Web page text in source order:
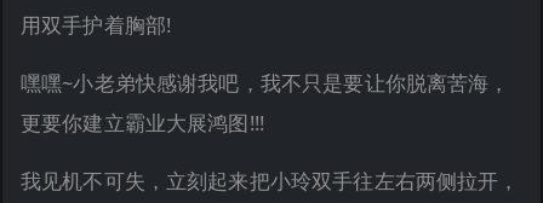
用双手护着胸部!
嘿嘿~小老弟快感谢我吧，我不只是要让你脱离苦海，
更要你建立霸业大展鸿图!!!
我见机不可失，立刻起来把小玲双手往左右两侧拉开，